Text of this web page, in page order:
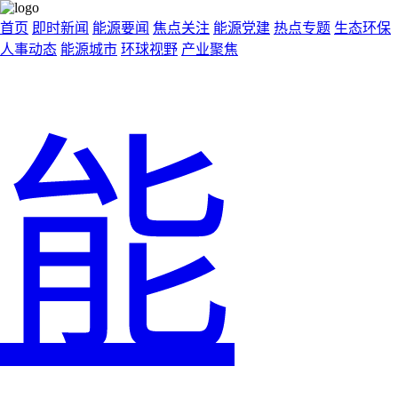
首页 即时新闻 能源要闻 焦点关注 能源党建 热点专题 生态环保
人事动态 能源城市 环球视野 产业聚焦
能